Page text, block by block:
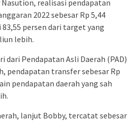
realisasi pendapatan
2022 sebesar Rp 5,44
persen dari target yang
lebih.
Pendapatan Asli Daerah (PAD)
pendapatan transfer sebesar Rp
pendapatan daerah yang sah
lanjut Bobby, tercatat sebesar